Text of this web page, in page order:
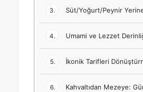
3. Süt/Yoğurt/Peynir Yerine
4. Umami ve Lezzet
5. İkonik Tarifleri
6. Kahvaltıdan Mezeye: